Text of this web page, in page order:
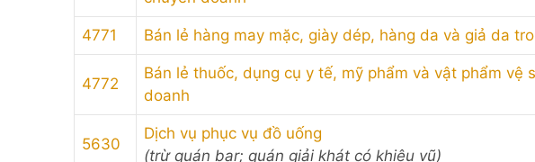
4771 Bán lẻ hàng may mặc, giày dép, hàng da và giả da
4772
Bán lẻ thuốc, dụng cụ y tế, mỹ phẩm và vật phẩm vệ
doanh
5630
Dịch vụ phục vụ đồ uống
(trừ quán bar; quán giải khát có khiêu vũ)